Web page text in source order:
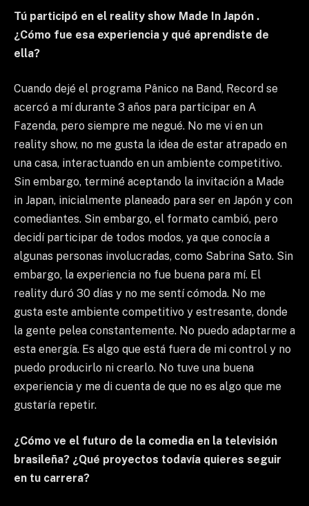
Tú participó en el reality show Made In Japón .
¿Cómo fue esa experiencia y qué aprendiste de
ella?
Cuando dejé el programa Pânico na Band, Record se
acercó a mí durante 3 años para participar en A
Fazenda, pero siempre me negué. No me vi en un
reality show, no me gusta la idea de estar atrapado en
una casa, interactuando en un ambiente competitivo.
Sin embargo, terminé aceptando la invitación a Made
in Japan, inicialmente planeado para ser en Japón y con
comediantes. Sin embargo, el formato cambió, pero
decidí participar de todos modos, ya que conocía a
algunas personas involucradas, como Sabrina Sato. Sin
embargo, la experiencia no fue buena para mí. El
reality duró 30 días y no me sentí cómoda. No me
gusta este ambiente competitivo y estresante, donde
la gente pelea constantemente. No puedo adaptarme a
esta energía. Es algo que está fuera de mi control y no
puedo producirlo ni crearlo. No tuve una buena
experiencia y me di cuenta de que no es algo que me
gustaría repetir.
¿Cómo ve el futuro de la comedia en la televisión
brasileña? ¿Qué proyectos todavía quieres seguir
en tu carrera?